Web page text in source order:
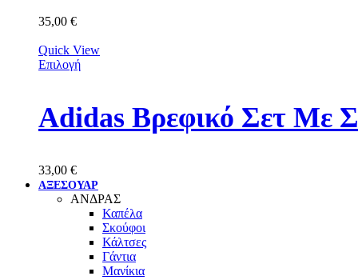
35,00 €
Quick View
Επιλογή
Adidas Βρεφικό Σετ Με
33,00 €
ΑΞΕΣΟΥΑΡ
ΑΝΔΡΑΣ
Καπέλα
Σκούφοι
Κάλτσες
Γάντια
Μανίκια